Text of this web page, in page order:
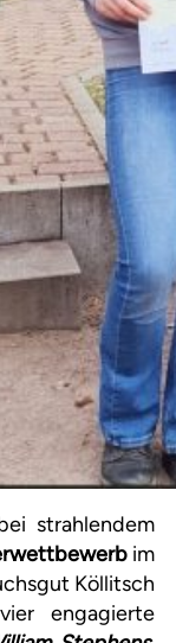
strahlendem
im
Köllitsch
engagierte